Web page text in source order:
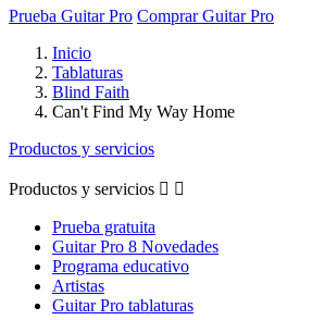
Prueba Guitar Pro Comprar Guitar Pro
Inicio
Tablaturas
Blind Faith
Can't Find My Way Home
Productos y servicios
Productos y servicios  
Prueba gratuita
Guitar Pro 8 Novedades
Programa educativo
Artistas
Guitar Pro tablaturas